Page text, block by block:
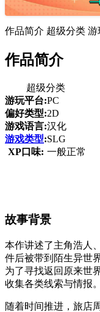
作品简介 超级分类 游
作品简介
超级分类
游玩平台:PC
偏好类型:2D
游戏语言:汉化
游戏类型:SLG
XP口味: 一般正常
故事背景
本作讲述了主角浩人
件后被带到陌生异世
为了寻找返回原来世
收集各类线索与情报。
随着时间推进，旅店